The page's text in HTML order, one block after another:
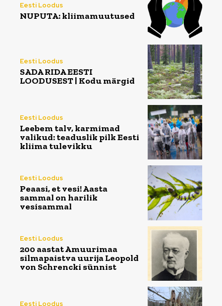
Eesti Loodus
NUPUTA: kliimamuutused
Eesti Loodus
SADA RIDA EESTI
LOODUSEST | Kodu märgid
Eesti Loodus
Leebem talv, karmimad
valikud: teaduslik pilk Eesti
kliima tulevikku
Eesti Loodus
Peaasi, et vesi! Aasta
sammal on harilik
vesisammal
Eesti Loodus
200 aastat Amuurimaa
silmapaistva uurija Leopold
von Schrencki sünnist
Eesti Loodus